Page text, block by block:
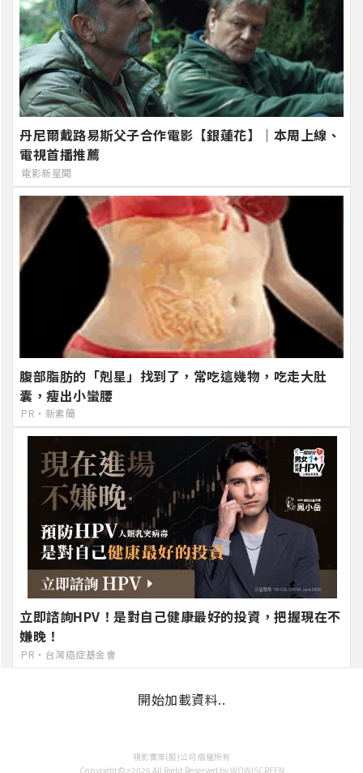
丹尼爾戴路易斯父子合作電影【銀蓮花】｜本周上線、
電視首播推薦
電影新星聞
腹部脂肪的「剋星」找到了，常吃這幾物，吃走大肚
囊，瘦出小蠻腰
PR・新素簡
立即諮詢HPV！是對自己健康最好的投資，把握現在不
嫌晚！
PR・台灣癌症基金會
開始加載資料..
視影實業(股)公司 版權所有
Copyright©>2026 All Right Reserved by WOW!SCREEN